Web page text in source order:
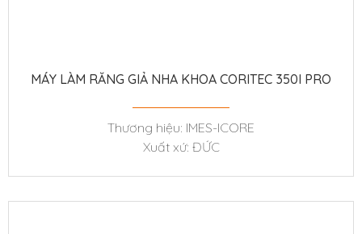
MÁY LÀM RĂNG GIẢ NHA KHOA CORITEC 350I PRO
Thương hiệu: IMES-ICORE
Xuất xứ: ĐỨC